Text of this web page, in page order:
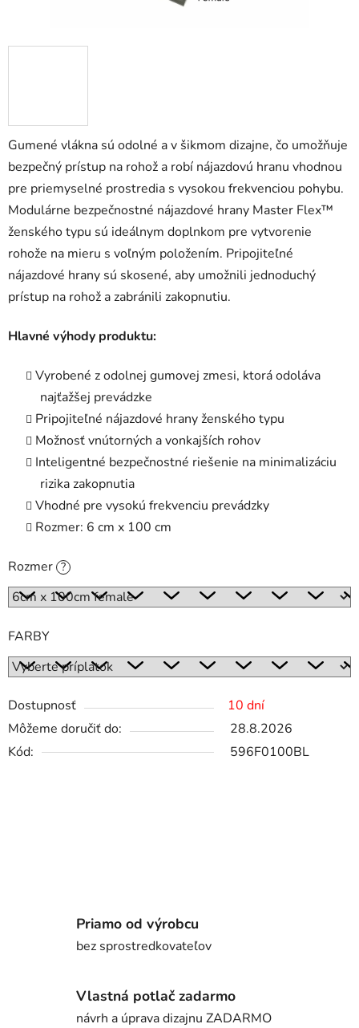
Gumené vlákna sú odolné a v šikmom dizajne, čo umožňuje
bezpečný prístup na rohož a robí nájazdovú hranu vhodnou
pre priemyselné prostredia s vysokou frekvenciou pohybu.
Modulárne bezpečnostné nájazdové hrany Master Flex™
ženského typu sú ideálnym doplnkom pre vytvorenie
rohože na mieru s voľným položením. Pripojiteľné
nájazdové hrany sú skosené, aby umožnili jednoduchý
prístup na rohož a zabránili zakopnutiu.
Hlavné výhody produktu:
Vyrobené z odolnej gumovej zmesi, ktorá odoláva
najťažšej prevádzke
Pripojiteľné nájazdové hrany ženského typu
Možnosť vnútorných a vonkajších rohov
Inteligentné bezpečnostné riešenie na minimalizáciu
rizika zakopnutia
Vhodné pre vysokú frekvenciu prevádzky
Rozmer: 6 cm x 100 cm
Rozmer ?
FARBY
Dostupnosť
10 dní
Môžeme doručiť do:
28.8.2026
Kód:
596F0100BL
Priamo od výrobcu
bez sprostredkovateľov
Vlastná potlač zadarmo
návrh a úprava dizajnu ZADARMO